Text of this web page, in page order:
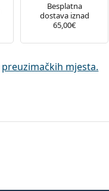
Besplatna
dostava iznad
65,00€
preuzimačkih mjesta.